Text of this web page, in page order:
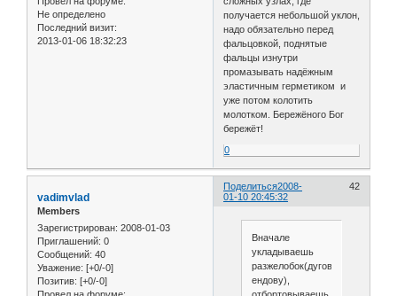
Не определено
Последний визит:
2013-01-06 18:32:23
получается небольшой уклон,
надо обязательно перед
фальцовкой, поднятые
фальцы изнутри
промазывать надёжным
эластичным герметиком и
уже потом колотить
молотком. Бережёного Бог
бережёт!
0
Поделиться 42
2008-
01-10 20:45:32
vadimvlad
Members
Зарегистрирован: 2008-01-03
Приглашений: 0
Сообщений: 40
Уважение: [+0/-0]
Позитив: [+0/-0]
Вначале
укладываешь
разжелобок(дуговидную
ендову),